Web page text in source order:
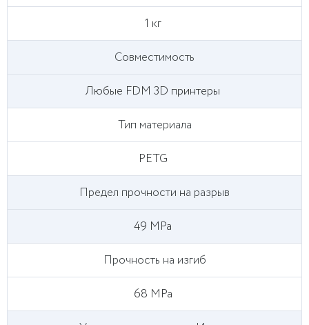
1 кг
Совместимость
Любые FDM 3D принтеры
Тип материала
PETG
Предел прочности на разрыв
49 MPa
Прочность на изгиб
68 MPa